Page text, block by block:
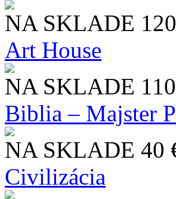
NA SKLADE
Art House
NA SKLADE
Biblia – Majster
NA SKLADE 40
Civilizácia